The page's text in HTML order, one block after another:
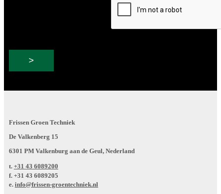
Frissen Groen Techniek
De Valkenberg 15
6301 PM Valkenburg aan de Geul, Nederland
t. +31 43 6089200
f. +31 43 6089205
e. info@frissen-groentechniek.nl